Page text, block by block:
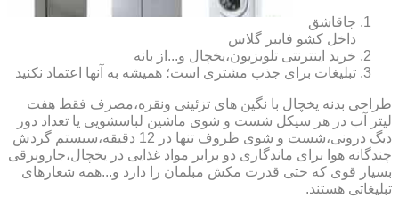
جاقاشق
داخل کشو فایبر گلاس
خرید اینترنتی تلویزیون،یخچال و...از بانه
تبلیغات برای جذب مشتری است؛ همیشه به آنها اعتماد نکنید
طراحی بدنه یخچال با نگین های تزئینی ونقره،مصرف فقط هفت
لیتر آب در هر سیکل شست و شوی ماشین لباسشویی یا تعداد دور
دیگ درونی،شست و شوی ظروف تنها در 12 دقیقه،سیستم گردش
چندگانه هوا برای ماندگاری دو برابر مواد غذایی در یخچال،جاروبرقی
بسیار قوی که حتی قدرت مکش مبلمان را دارد و...همه شعارهای
تبلیغاتی هستند.